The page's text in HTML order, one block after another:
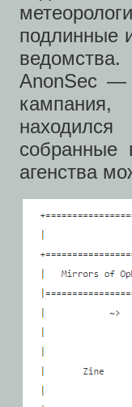
подлинные
AnonSec —
собранные
агенства